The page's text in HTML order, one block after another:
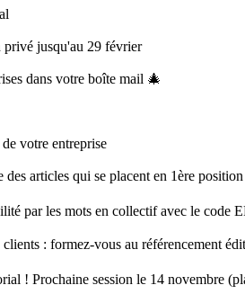
jusqu'au 29 février
dans votre boîte mail 🎄
votre entreprise
articles qui se placent en 1ère
par les mots en collectif avec le code
: formez-vous au référencement
! Prochaine session le 14 novembre